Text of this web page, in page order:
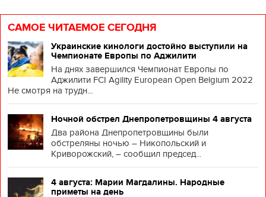
САМОЕ ЧИТАЕМОЕ СЕГОДНЯ
Украинские кинологи достойно выступили на
Чемпионате Европы по Аджилити
На днях завершился Чемпионат Европы по
Аджилити FCI Agility European Open Belgium 2022
Не смотря на трудн...
Ночной обстрел Днепропетровщины 4 августа
Два района Днепропетровщины были
обстреляны ночью – Никопольский и
Криворожский, – сообщил председ...
4 августа: Марии Магдалины. Народные
приметы на день